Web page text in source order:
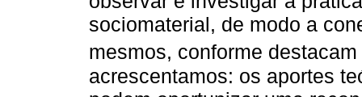
sociomaterial, de modo a
mesmos, conforme destacam
acrescentamos: os aportes